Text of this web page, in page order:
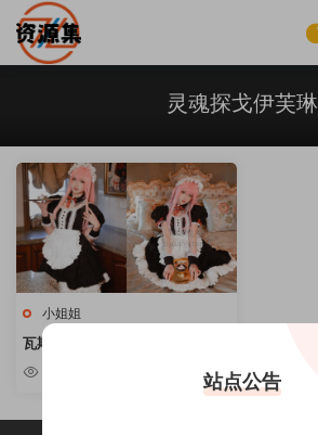
灵魂探戈伊芙琳
小姐姐
瓦斯塔亚小龙虾 – COSPLAY写真
合集 [持续更新]
站点公告